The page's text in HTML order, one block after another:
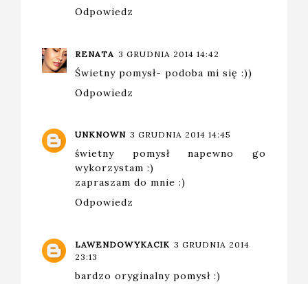
Odpowiedz
RENATA 3 GRUDNIA 2014 14:42
Świetny pomysł- podoba mi się :))
Odpowiedz
UNKNOWN 3 GRUDNIA 2014 14:45
świetny pomysł napewno go
wykorzystam :)
zapraszam do mnie :)
Odpowiedz
LAWENDOWYKACIK 3 GRUDNIA 2014
23:13
bardzo oryginalny pomysł :)